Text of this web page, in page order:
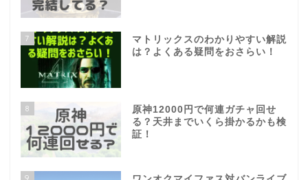
7
マトリックスのわかりやすい解説
は？よくある疑問をおさらい！
8
原神12000円で何連ガチャ回せ
る？天井までいくら掛かるかも検
証！
9